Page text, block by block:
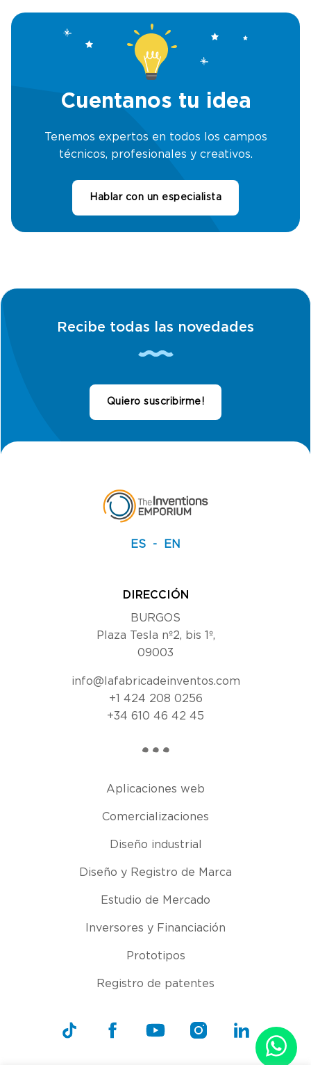
Cuentanos tu idea
Tenemos expertos en todos los campos
técnicos, profesionales y creativos.
Hablar con un especialista
Recibe todas las novedades
Quiero suscribirme!
ES EN
DIRECCIÓN
BURGOS
Plaza Tesla nº2, bis 1º,
09003
info@lafabricadeinventos.com
+1 424 208 0256
+34 610 46 42 45
Aplicaciones web
Comercializaciones
Diseño industrial
Diseño y Registro de Marca
Estudio de Mercado
Inversores y Financiación
Prototipos
Registro de patentes